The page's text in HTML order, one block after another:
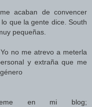
acaban de convencer
que la gente dice. South
pequeñas.
no me atrevo a meterla
y extraña que me
en mi blog;